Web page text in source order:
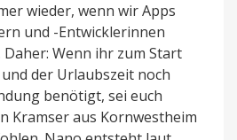
wieder, wenn wir Apps
und -Entwicklerinnen
Wenn ihr zum Start
der Urlaubszeit noch
benötigt, sei euch
Kramser aus Kornwestheim